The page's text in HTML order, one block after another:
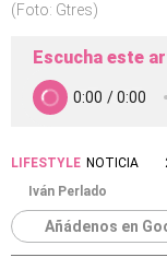
(Foto: Gtres)
Escucha este
LIFESTYLE NOTICIA
Iván Perlado
Añádenos en